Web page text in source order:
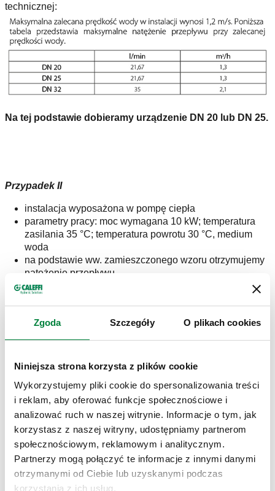
Zgoda Szczegóły O plikach cookies
Niniejsza strona korzysta z plików cookie
Wykorzystujemy pliki cookie do spersonalizowania treści
i reklam, aby oferować funkcje społecznościowe i
analizować ruch w naszej witrynie. Informacje o tym, jak
korzystasz z naszej witryny, udostępniamy partnerom
społecznościowym, reklamowym i analitycznym.
Partnerzy mogą połączyć te informacje z innymi danymi
otrzymanymi od Ciebie lub uzyskanymi podczas
korzystania z ich usług.
technicznej:
Na tej podstawie dobieramy urządzenie DN 20 lub DN 25.
Przypadek II
instalacja wyposażona w pompę ciepła
parametry pracy: moc wymagana 10 kW; temperatura
zasilania 35 °C; temperatura powrotu 30 °C, medium
woda
na podstawie ww. zamieszczonego wzoru otrzymujemy
natężenie przepływu
G =0,48 kg/s = 1,72 m
Na podstawie tej samej tabeli w tym przypadku
dobierzemy urządzenie DN 32!
możemy popełnić posługując się do doboru elementów tylko
i wyłącznie samą mocą urządzenia.
Dlaczego w przypadku separatorów
zanieczyszczeń odpowiedni dobór ma tak
duże znaczenie?